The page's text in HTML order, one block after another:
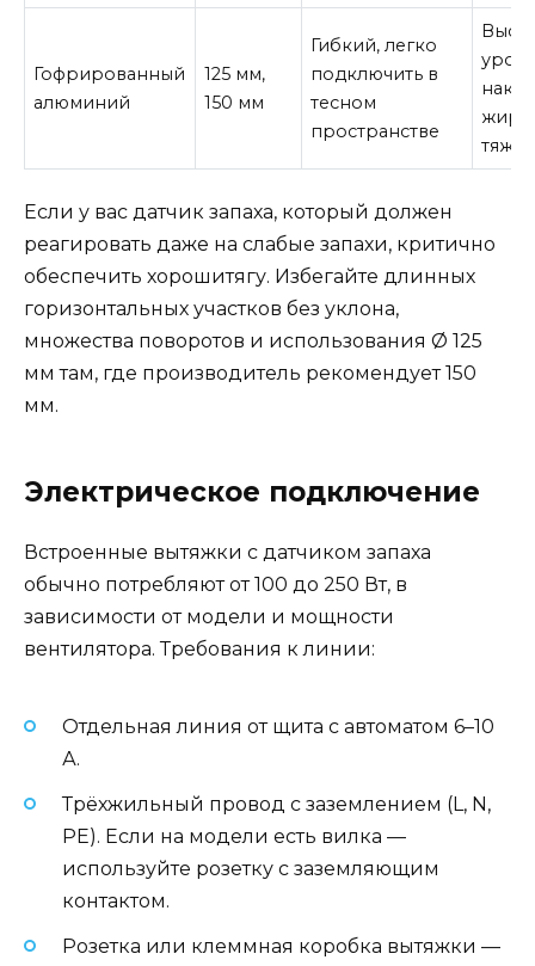
Гофрированный
алюминий
125 мм,
150 мм
Гибкий, легко
подключить в
тесном
пространстве
жир
Если у вас датчик запаха, который должен
реагировать даже на слабые запахи, критично
обеспечить хорошитягу. Избегайте длинных
горизонтальных участков без уклона,
множества поворотов и использования Ø 125
мм там, где производитель рекомендует 150
мм.
Электрическое подключение
Встроенные вытяжки с датчиком запаха
обычно потребляют от 100 до 250 Вт, в
зависимости от модели и мощности
вентилятора. Требования к линии:
Отдельная линия от щита с автоматом 6–10
А.
Трёхжильный провод с заземлением (L, N,
PE). Если на модели есть вилка —
используйте розетку с заземляющим
контактом.
Розетка или клеммная коробка вытяжки —